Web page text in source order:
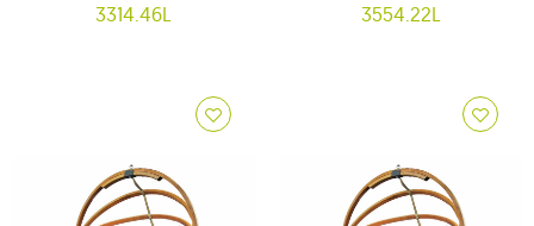
3314.46L 3554.22L